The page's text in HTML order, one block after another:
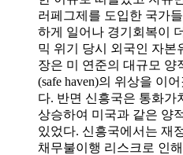
러페그제를 도입한 국가
하게 일어나 경기회복이
믹 위기 당시 외국인 자본
장은 미 연준의 대규모 양
(safe haven)의 위상을 이
다. 반면 신흥국은 통화가
상승하여 미국과 같은 양
있었다. 신흥국에서는 재
채무불이행 리스크로 인